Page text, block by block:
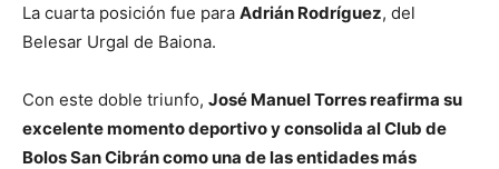
La cuarta posición fue para Adrián Rodríguez, del
Belesar Urgal de Baiona.
Con este doble triunfo, José Manuel Torres reafirma su
excelente momento deportivo y consolida al Club de
Bolos San Cibrán como una de las entidades más